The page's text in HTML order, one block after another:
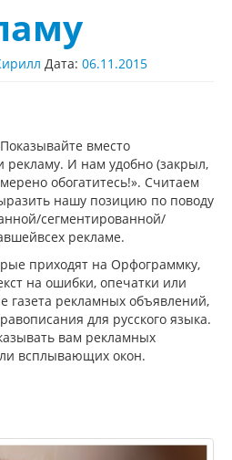
Дата: 06.11.2015
вместо
рекламу. И нам удобно (закрыл,
обогатитесь!». Считаем
нашу позицию по поводу
сегментированной/
рекламе.
приходят на Орфограммку,
на ошибки, опечатки или
газета рекламных объявлений,
для русского языка.
вам рекламных
всплывающих окон.